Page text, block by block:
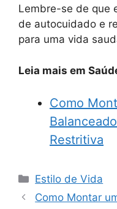
Lembre-se de que
de autocuidado e
para uma vida
Leia mais em
Como
Restritiva
Categorias
Estilo de Vida
Como Montar